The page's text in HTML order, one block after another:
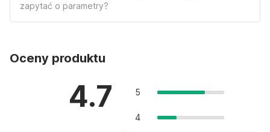
zapytać o parametry?
Oceny produktu
4.7 5
4